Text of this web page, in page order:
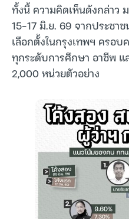
ทั้งนี้ ความคิดเห็นดังกล่าว
15-17 มิ.ย. 69 จากประชา
เลือกตั้งในกรุงเทพฯ ครอ
ทุกระดับการศึกษา อาชีพ แ
2,000 หน่วยตัวอย่าง